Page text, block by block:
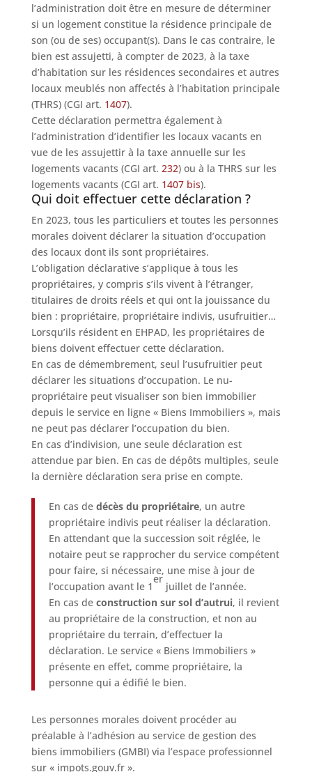
l’administration doit être en mesure de déterminer
si un logement constitue la résidence principale de
son (ou de ses) occupant(s). Dans le cas contraire, le
bien est assujetti, à compter de 2023, à la taxe
d’habitation sur les résidences secondaires et autres
locaux meublés non affectés à l’habitation principale
(THRS) (CGI art. 1407).
Cette déclaration permettra également à
l’administration d’identifier les locaux vacants en
vue de les assujettir à la taxe annuelle sur les
logements vacants (CGI art. 232) ou à la THRS sur les
logements vacants (CGI art. 1407 bis).
Qui doit effectuer cette déclaration ?
En 2023, tous les particuliers et toutes les personnes
morales doivent déclarer la situation d’occupation
des locaux dont ils sont propriétaires.
L’obligation déclarative s’applique à tous les
propriétaires, y compris s’ils vivent à l’étranger,
titulaires de droits réels et qui ont la jouissance du
bien : propriétaire, propriétaire indivis, usufruitier…
Lorsqu’ils résident en EHPAD, les propriétaires de
biens doivent effectuer cette déclaration.
En cas de démembrement, seul l’usufruitier peut
déclarer les situations d’occupation. Le nu-
propriétaire peut visualiser son bien immobilier
depuis le service en ligne « Biens Immobiliers », mais
ne peut pas déclarer l’occupation du bien.
En cas d’indivision, une seule déclaration est
attendue par bien. En cas de dépôts multiples, seule
la dernière déclaration sera prise en compte.
En cas de décès du propriétaire, un autre
propriétaire indivis peut réaliser la déclaration.
En attendant que la succession soit réglée, le
notaire peut se rapprocher du service compétent
pour faire, si nécessaire, une mise à jour de
l’occupation avant le 1
er
juillet de l’année.
En cas de construction sur sol d’autrui, il revient
au propriétaire de la construction, et non au
propriétaire du terrain, d’effectuer la
déclaration. Le service « Biens Immobiliers »
présente en effet, comme propriétaire, la
personne qui a édifié le bien.
Les personnes morales doivent procéder au
préalable à l’adhésion au service de gestion des
biens immobiliers (GMBI) via l’espace professionnel
sur « impots.gouv.fr ».